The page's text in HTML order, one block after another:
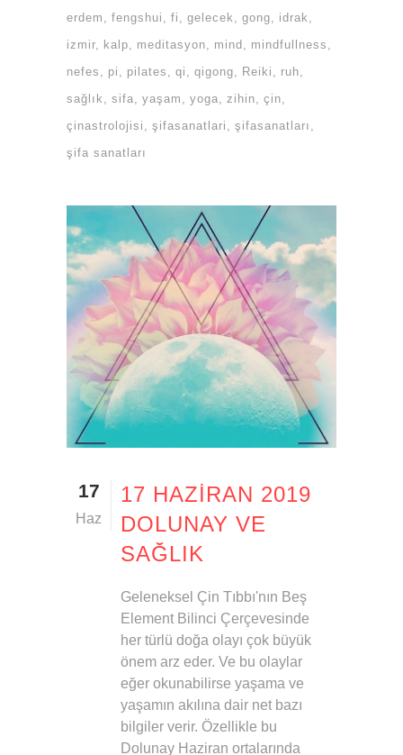
erdem fengshui fi gelecek gong
idrak
izmir
kalp meditasyon mind
mindfullness
nefes
pi pilates qi qigong Reiki
ruh
sağlık
sifa yaşam yoga zihin
çin
çinastrolojisi
şifasanatlari
şifasanatları
şifa sanatları
17
Haz
17 HAZIRAN 2019
DOLUNAY VE
SAĞLIK
Geleneksel Çin Tıbbı'nın Beş
Element Bilinci Çerçevesinde
her türlü doğa olayı çok büyük
önem arz eder. Ve bu olaylar
eğer okunabilirse yaşama ve
yaşamın akılına dair net bazı
bilgiler verir. Özellikle bu
Dolunay Haziran ortalarında